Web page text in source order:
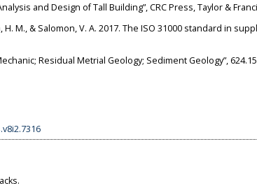
and Design of Tall Building”, CRC Press, Taylor &
H. M., & Salomon, V. A. 2017. The ISO 31000 standard in
Residual Metrial Geology; Sediment Geology”,